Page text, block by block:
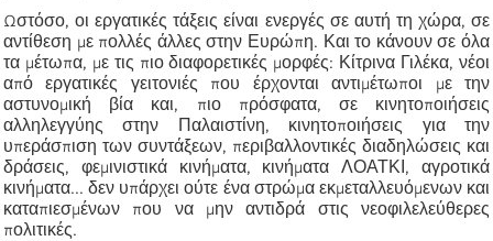
Ωστόσο, οι εργατικές τάξεις είναι ενεργές σε αυτή τη χώρα, σε
αντίθεση με πολλές άλλες στην Ευρώπη. Και το κάνουν σε όλα
τα μέτωπα, με τις πιο διαφορετικές μορφές: Κίτρινα Γιλέκα, νέοι
από εργατικές γειτονιές που έρχονται αντιμέτωποι με την
αστυνομική βία και, πιο πρόσφατα, σε κινητοποιήσεις
αλληλεγγύης στην Παλαιστίνη, κινητοποιήσεις για την
υπεράσπιση των συντάξεων, περιβαλλοντικές διαδηλώσεις και
δράσεις, φεμινιστικά κινήματα, κινήματα ΛΟΑΤΚΙ, αγροτικά
κινήματα... δεν υπάρχει ούτε ένα στρώμα εκμεταλλευόμενων και
καταπιεσμένων που να μην αντιδρά στις νεοφιλελεύθερες
πολιτικές.